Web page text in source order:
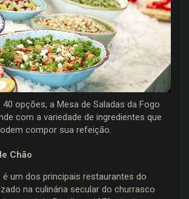
opções, a Mesa de Saladas da Fogo
com a variedade de ingredientes que
compor sua refeição.
Chão
é um dos principais restaurantes do
na culinária secular do churrasco